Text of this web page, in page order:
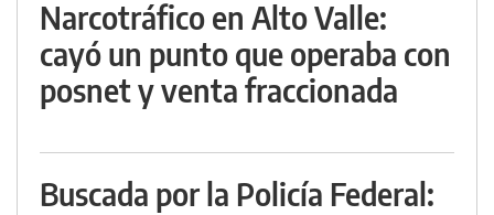
Narcotráfico en Alto Valle:
cayó un punto que operaba con
posnet y venta fraccionada
Buscada por la Policía Federal: